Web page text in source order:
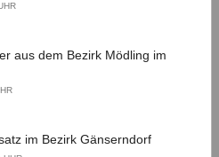
aus dem Bezirk Mödling im
im Bezirk Gänserndorf